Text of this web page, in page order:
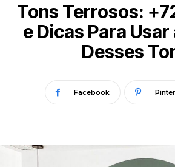
Tons Terrosos:
e Dicas Para
Desses
Facebook